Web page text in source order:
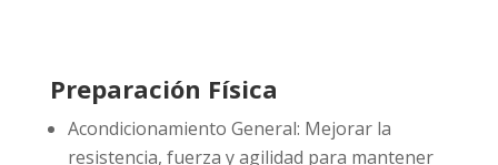
Preparación Física
Acondicionamiento General: Mejorar la
resistencia, fuerza y agilidad para mantener